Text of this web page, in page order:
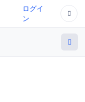
ログイ
ン